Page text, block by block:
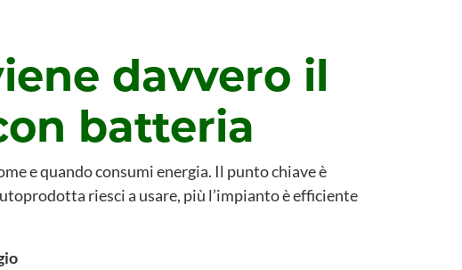
davvero il
batteria
e quando consumi energia. Il punto chiave è
riesci a usare, più l’impianto è efficiente